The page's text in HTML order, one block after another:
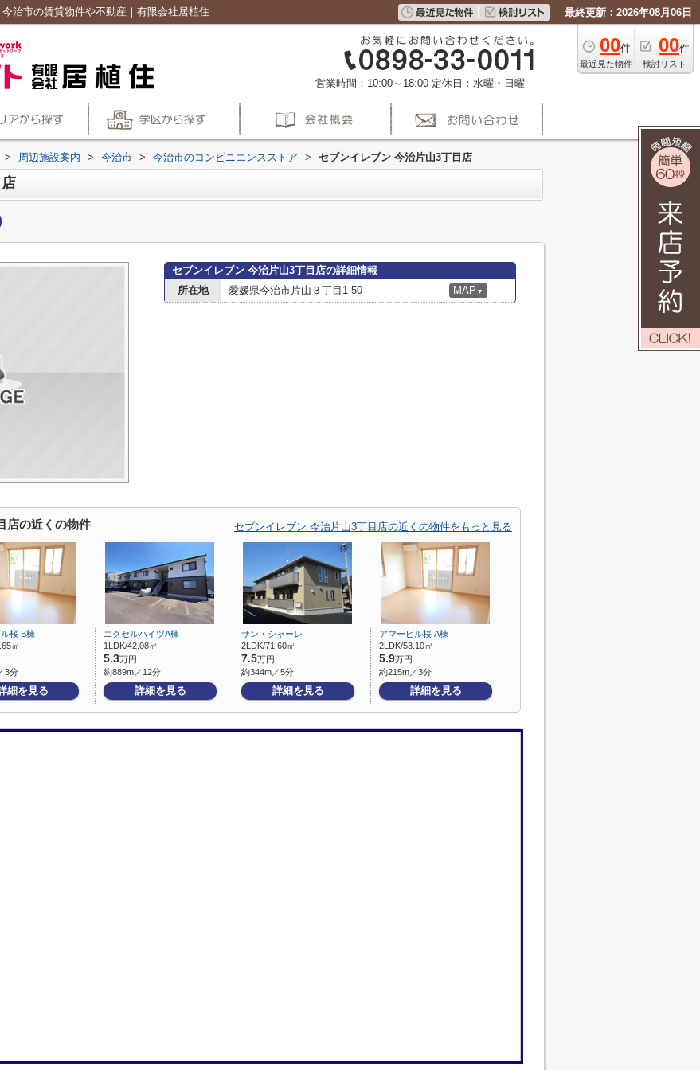
治市の賃貸物件や不動産｜有限会社居植住 最終更新：2026年08月06日
00件
最近見た物件
00件
検討リスト
営業時間：10:00～18:00 定休日：水曜・日曜
> 周辺施設案内 > 今治市 > 今治市のコンビニエンスストア > セブンイレブン 今治片山3丁目店
セブンイレブン 今治片山3丁目店の詳細情報
所在地
愛媛県今治市片山３丁目1-50 MAP ▼
店の近くの物件 セブンイレブン 今治片山3丁目店の近くの物件をもっと見る
桜 B棟
㎡
3分
細を見る
エクセルハイツA棟
1LDK/42.08㎡
5.3万円
約889m／12分
詳細を見る
サン・シャーレ
2LDK/71.60㎡
7.5万円
約344m／5分
詳細を見る
アマービル桜 A棟
2LDK/53.10㎡
5.9万円
約215m／3分
詳細を見る